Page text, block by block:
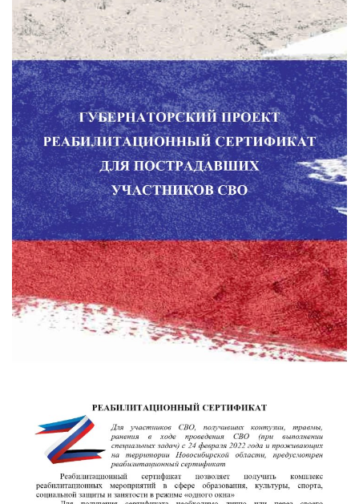
МБУ Дом культуры «Молодость»
МБУ Дом культуры «Октябрь»
МБОУ ДО «Детская школа искусств»
МБОУ ДО «Детская музыкальная школа»
МБУК «Искитимский городской историко-художественный
музей»
МБУ Парк культуры и отдыха им. И.В. Коротеева
МБУК «Централизованная библиотечная система»
ДК «Россия»
Афиша
Независимая оценка качества
Контакты